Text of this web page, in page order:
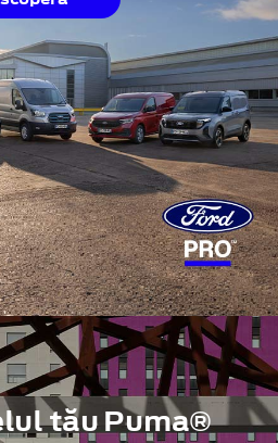
tău Puma®